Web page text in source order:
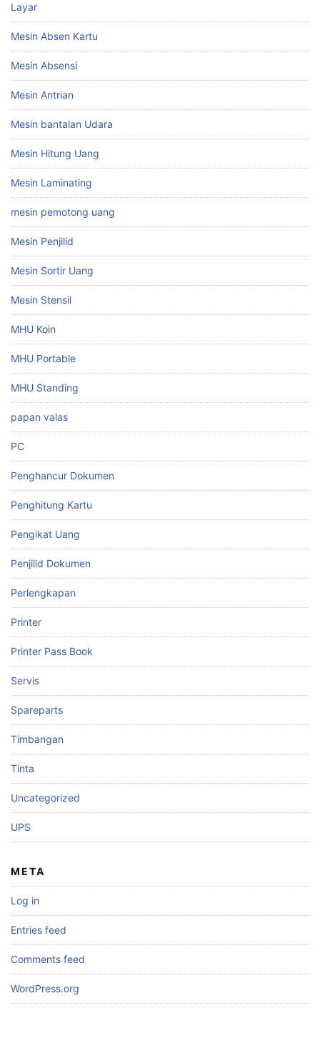
Layar
Mesin Absen Kartu
Mesin Absensi
Mesin Antrian
Mesin bantalan Udara
Mesin Hitung Uang
Mesin Laminating
mesin pemotong uang
Mesin Penjilid
Mesin Sortir Uang
Mesin Stensil
MHU Koin
MHU Portable
MHU Standing
papan valas
PC
Penghancur Dokumen
Penghitung Kartu
Pengikat Uang
Penjilid Dokumen
Perlengkapan
Printer
Printer Pass Book
Servis
Spareparts
Timbangan
Tinta
Uncategorized
UPS
META
Log in
Entries feed
Comments feed
WordPress.org